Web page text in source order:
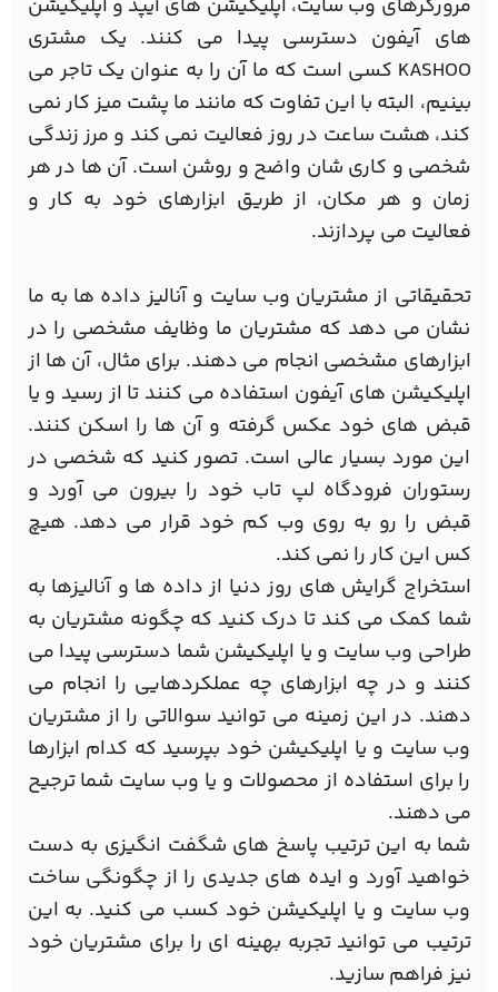
های آیفون دسترسی پیدا می کنند. یک مشتری
KASHOO کسی است که ما آن را به عنوان یک تاجر می
بینیم، البته با این تفاوت که مانند ما پشت میز کار نمی
کند، هشت ساعت در روز فعالیت نمی کند و مرز زندگی
شخصی و کاری شان واضح و روشن است. آن ها در هر
زمان و هر مکان، از طریق ابزارهای خود به کار و
فعالیت می پردازند.
تحقیقاتی از مشتریان وب سایت و آنالیز داده ها به ما
نشان می دهد که مشتریان ما وظایف مشخصی را در
ابزارهای مشخصی انجام می دهند. برای مثال، آن ها از
اپلیکیشن های آیفون استفاده می کنند تا از رسید و یا
قبض های خود عکس گرفته و آن ها را اسکن کنند.
این مورد بسیار عالی است. تصور کنید که شخصی در
رستوران فرودگاه لپ تاب خود را بیرون می آورد و
قبض را رو به روی وب کم خود قرار می دهد. هیچ
کس این کار را نمی کند.
استخراج گرایش های روز دنیا از داده ها و آنالیزها به
شما کمک می کند تا درک کنید که چگونه مشتریان به
طراحی وب سایت و یا اپلیکیشن شما دسترسی پیدا می
کنند و در چه ابزارهای چه عملکردهایی را انجام می
دهند. در این زمینه می توانید سوالاتی را از مشتریان
وب سایت و یا اپلیکیشن خود بپرسید که کدام ابزارها
را برای استفاده از محصولات و یا وب سایت شما ترجیح
می دهند.
شما به این ترتیب پاسخ های شگفت انگیزی به دست
خواهید آورد و ایده های جدیدی را از چگونگی ساخت
وب سایت و یا اپلیکیشن خود کسب می کنید. به این
ترتیب می توانید تجربه بهینه ای را برای مشتریان خود
نیز فراهم سازید.